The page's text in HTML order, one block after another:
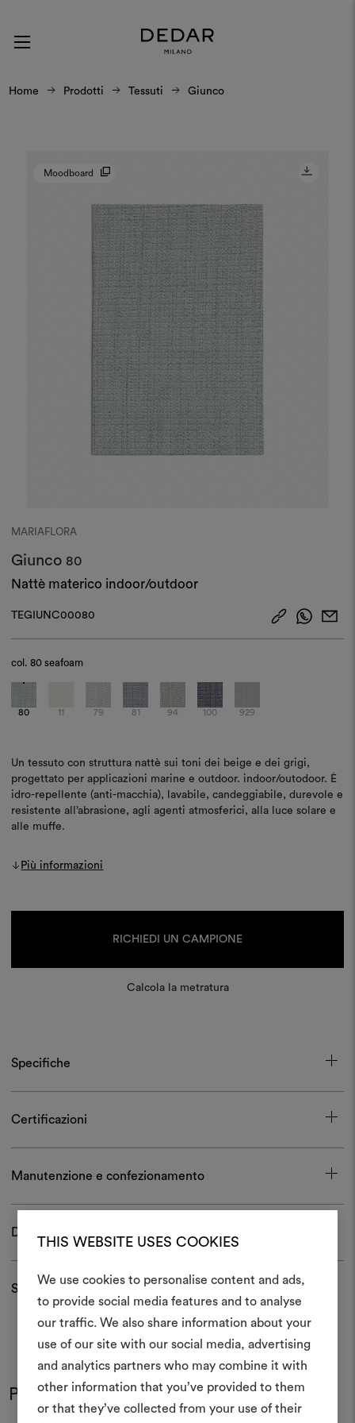
THIS WEBSITE USES COOKIES
We use cookies to personalise content and ads,
to provide social media features and to analyse
our traffic. We also share information about your
use of our site with our social media, advertising
and analytics partners who may combine it with
other information that you’ve provided to them
or that they’ve collected from your use of their
Home Prodotti Tessuti Giunco
Moodboard
MARIAFLORA
Giunco 80
Nattè materico indoor/outdoor
TEGIUNC00080
col.80 seafoam
80 11 79 81 94 100 929
Un tessuto con struttura nattè sui toni dei beige e dei grigi,
progettato per applicazioni marine e outdoor. indoor/outodoor. È
idro-repellente (anti-macchia), lavabile, candeggiabile, durevole e
resistente all’abrasione, agli agenti atmosferici, alla luce solare e
alle muffe.
Più informazioni
RICHIEDI UN CAMPIONE
Calcola la metratura
Specifiche
Certificazioni
Manutenzione e confezionamento
Download
Spedizioni e resi
Potrebbe interessarti anche
Crea
Uno strumento interattivo
e condividere le tue idee,